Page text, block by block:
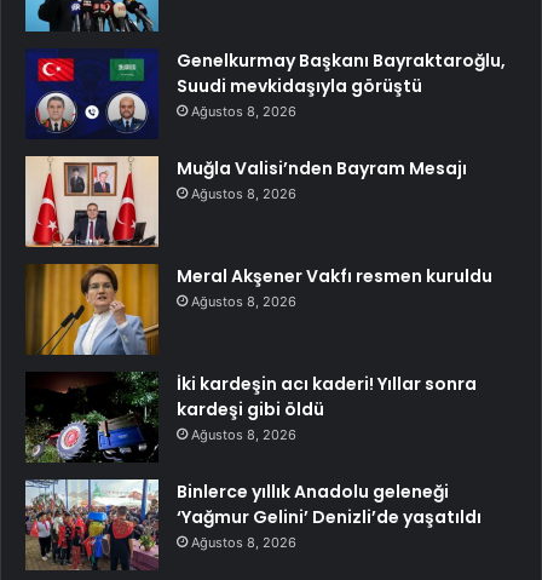
Genelkurmay Başkanı Bayraktaroğlu,
Suudi mevkidaşıyla görüştü
Ağustos 8, 2026
Muğla Valisi’nden Bayram Mesajı
Ağustos 8, 2026
Meral Akşener Vakfı resmen kuruldu
Ağustos 8, 2026
İki kardeşin acı kaderi! Yıllar sonra
kardeşi gibi öldü
Ağustos 8, 2026
Binlerce yıllık Anadolu geleneği
‘Yağmur Gelini’ Denizli’de yaşatıldı
Ağustos 8, 2026